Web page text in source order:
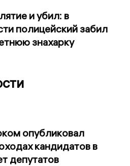
и убил: в
полицейский забил
знахарку
опубликовал
кандидатов в
депутатов